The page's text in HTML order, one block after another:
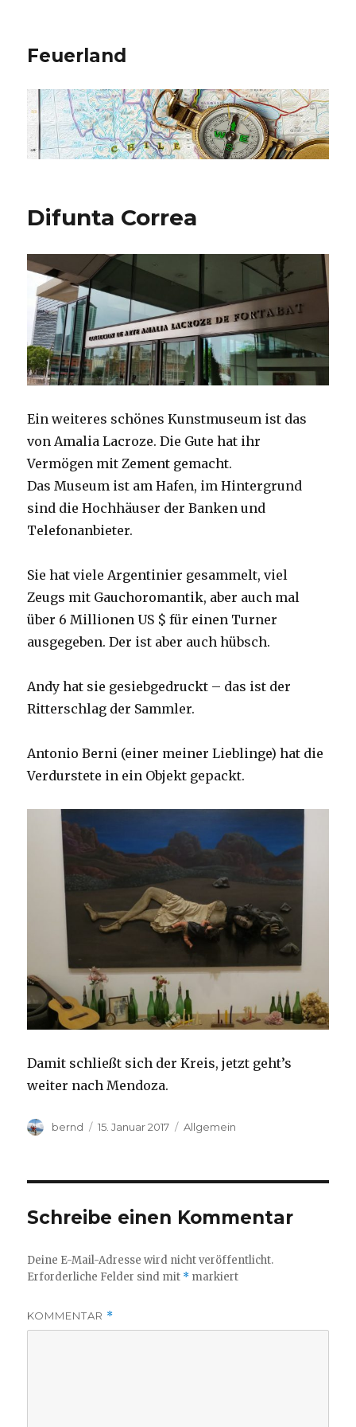
Feuerland
Difunta Correa
Ein weiteres schönes Kunstmuseum ist das
von Amalia Lacroze. Die Gute hat ihr
Vermögen mit Zement gemacht.
Das Museum ist am Hafen, im Hintergrund
sind die Hochhäuser der Banken und
Telefonanbieter.
Sie hat viele Argentinier gesammelt, viel
Zeugs mit Gauchoromantik, aber auch mal
über 6 Millionen US $ für einen Turner
ausgegeben. Der ist aber auch hübsch.
Andy hat sie gesiebgedruckt – das ist der
Ritterschlag der Sammler.
Antonio Berni (einer meiner Lieblinge) hat die
Verdurstete in ein Objekt gepackt.
Damit schließt sich der Kreis, jetzt geht’s
weiter nach Mendoza.
Autor
bernd
Veröffentlicht
15. Januar 2017 Kategorien
Allgemein
Schreibe einen Kommentar
Deine E-Mail-Adresse wird nicht veröffentlicht.
Erforderliche Felder sind mit * markiert
KOMMENTAR *